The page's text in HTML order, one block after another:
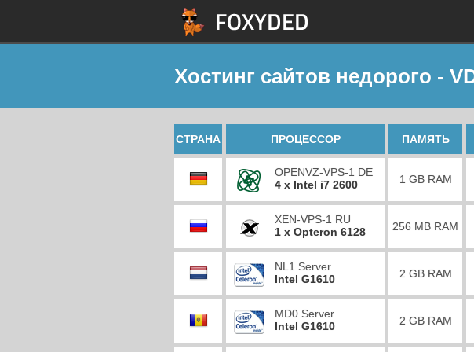
Хостинг сайтов недорого -
СТРАНА ПРОЦЕССОР ПАМЯТЬ
OPENVZ-VPS-1 DE
4 x Intel i7 2600
1 GB RAM
XEN-VPS-1 RU
1 x Opteron 6128
256 MB RAM
NL1 Server
Intel G1610
2 GB RAM
MD0 Server
Intel G1610
2 GB RAM